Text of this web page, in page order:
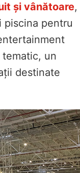
și vânătoare,
piscina pentru
un
destinate